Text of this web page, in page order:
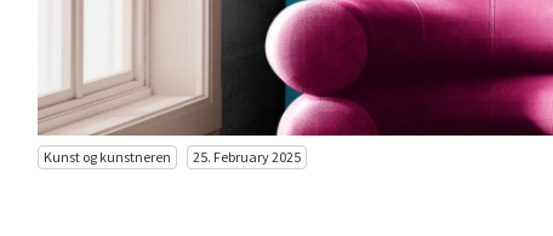
Kunst og kunstneren 25. February 2025